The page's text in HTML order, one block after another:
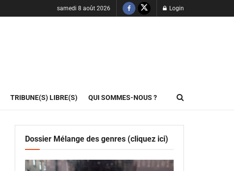
samedi 8 août 2026 Login
TRIBUNE(S) LIBRE(S) QUI SOMMES-NOUS ?
Dossier Mélange des genres (cliquez ici)